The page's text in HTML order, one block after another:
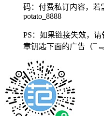
码： 付费私订内容，若
potato_8888
PS：如果链接失效，
章钥匙下面的广告 （